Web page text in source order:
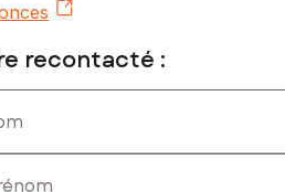
recontacté :